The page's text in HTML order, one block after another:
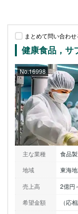
まとめて問い合わせ
健康食品，サ
No.16998
主な業種
食品
地域
東海
売上高
2億円
希望金額
（応